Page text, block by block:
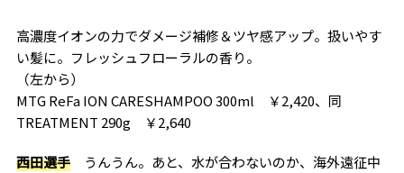
高濃度イオンの力でダメージ補修＆ツヤ感アップ。扱いやす
い髪に。フレッシュフローラルの香り。
（左から）
MTG ReFa ION CARESHAMPOO 300ml ￥2,420、同
TREATMENT 290g ￥2,640
西田選手うんうん。あと、水が合わないのか、海外遠征中